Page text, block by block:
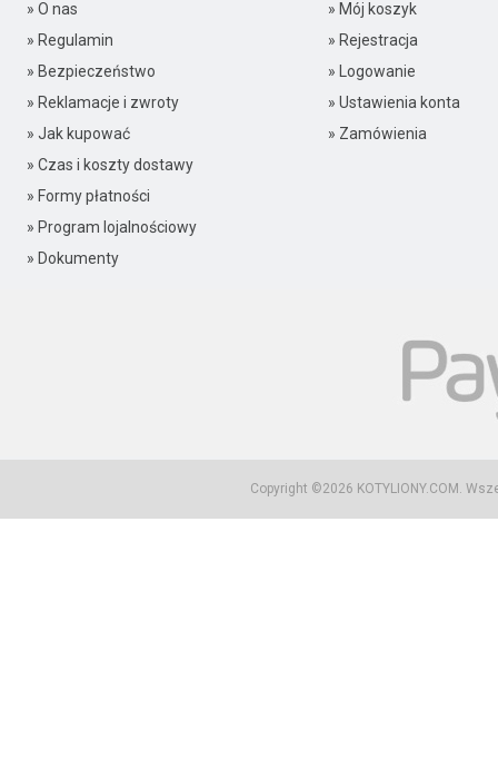
» O nas
» Regulamin
» Bezpieczeństwo
» Reklamacje i zwroty
» Jak kupować
» Czas i koszty dostawy
» Formy płatności
» Program lojalnościowy
» Dokumenty
» Mój koszyk
» Rejestracja
» Logowanie
» Ustawienia konta
» Zamówienia
Copyright ©2026 KOTYLIONY.COM .